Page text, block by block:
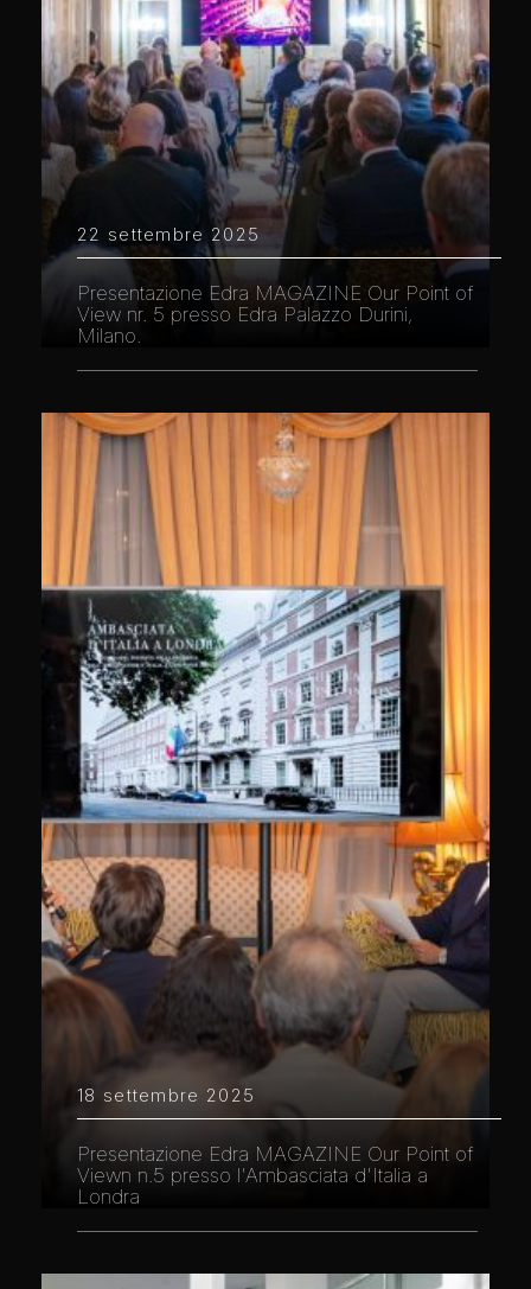
22 settembre 2025
Presentazione Edra MAGAZINE Our Point of
View nr. 5 presso Edra Palazzo Durini,
Milano.
18 settembre 2025
Presentazione Edra MAGAZINE Our Point of
Viewn n.5 presso l'Ambasciata d'Italia a
Londra